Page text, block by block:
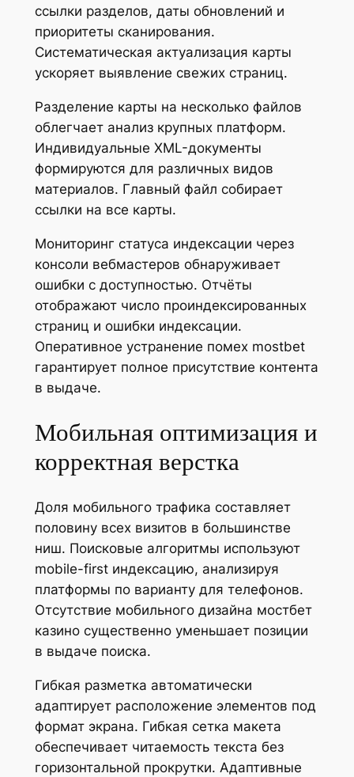
ссылки разделов, даты обновлений и
приоритеты сканирования.
Систематическая актуализация карты
ускоряет выявление свежих страниц.
Разделение карты на несколько файлов
облегчает анализ крупных платформ.
Индивидуальные XML-документы
формируются для различных видов
материалов. Главный файл собирает
ссылки на все карты.
Мониторинг статуса индексации через
консоли вебмастеров обнаруживает
ошибки с доступностью. Отчёты
отображают число проиндексированных
страниц и ошибки индексации.
Оперативное устранение помех mostbet
гарантирует полное присутствие контента
в выдаче.
Мобильная оптимизация и
корректная верстка
Доля мобильного трафика составляет
половину всех визитов в большинстве
ниш. Поисковые алгоритмы используют
mobile-first индексацию, анализируя
платформы по варианту для телефонов.
Отсутствие мобильного дизайна мостбет
казино существенно уменьшает позиции
в выдаче поиска.
Гибкая разметка автоматически
адаптирует расположение элементов под
формат экрана. Гибкая сетка макета
обеспечивает читаемость текста без
горизонтальной прокрутки. Адаптивные